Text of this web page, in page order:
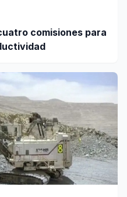
comisiones para